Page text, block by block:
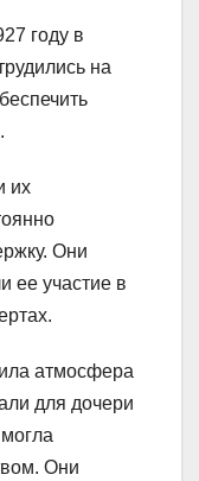
году в
на
их
Они
ее участие в
атмосфера
для дочери
Они